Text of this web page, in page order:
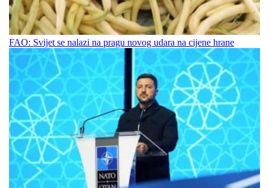
FAO: Svijet se nalazi na pragu novog udara na cijene hrane